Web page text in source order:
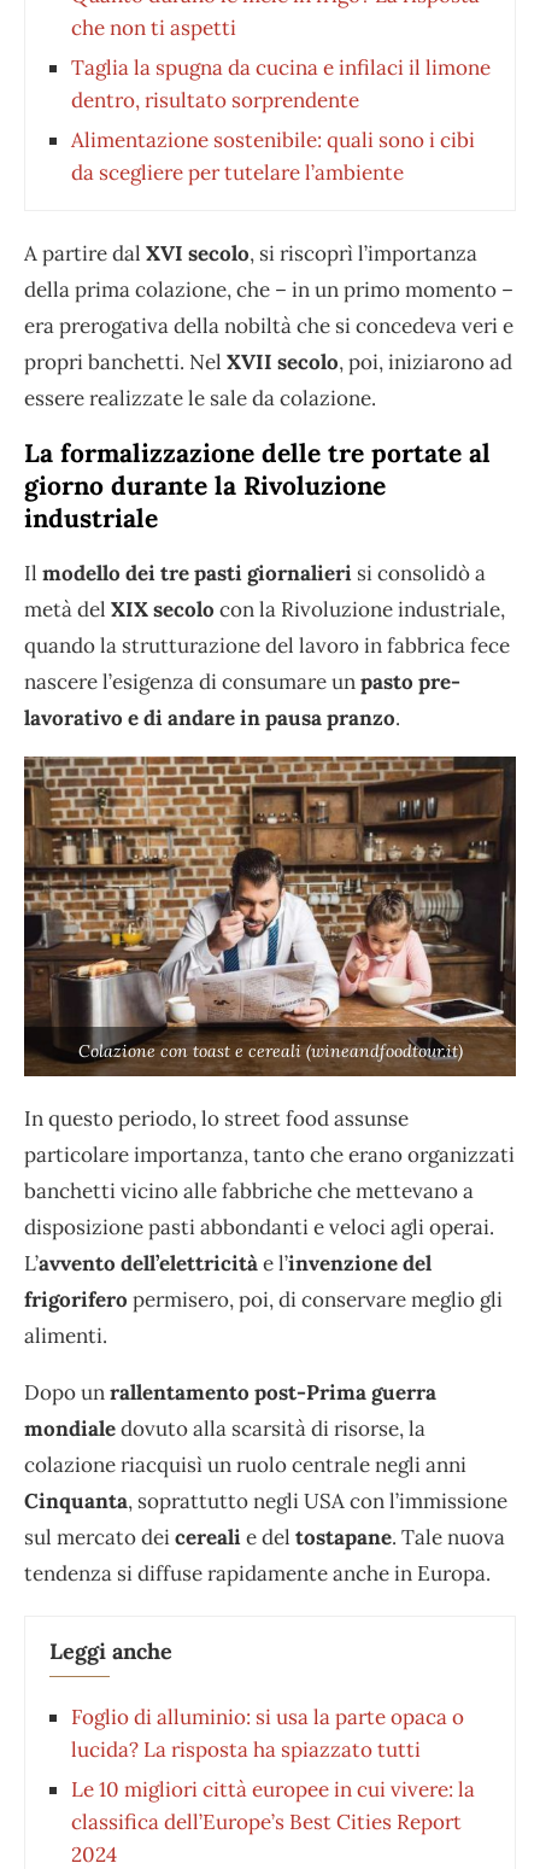
che non ti aspetti
Taglia la spugna da cucina e infilaci il limone
dentro, risultato sorprendente
Alimentazione sostenibile: quali sono i cibi
da scegliere per tutelare l’ambiente
A partire dal XVI secolo, si riscoprì l’importanza
della prima colazione, che – in un primo momento –
era prerogativa della nobiltà che si concedeva veri e
propri banchetti. Nel XVII secolo, poi, iniziarono ad
essere realizzate le sale da colazione.
La formalizzazione delle tre portate al
giorno durante la Rivoluzione
industriale
Il modello dei tre pasti giornalieri si consolidò a
metà del XIX secolo con la Rivoluzione industriale,
quando la strutturazione del lavoro in fabbrica fece
nascere l’esigenza di consumare unpasto pre-
lavorativo e di andare in pausa pranzo.
Colazione con toast e cereali (wineandfoodtour.it)
In questo periodo, lo street food assunse
particolare importanza, tanto che erano organizzati
banchetti vicino alle fabbriche che mettevano a
disposizione pasti abbondanti e veloci agli operai.
L’avvento dell’elettricitàe l’invenzione del
frigorifero permisero, poi, di conservare meglio gli
alimenti.
Dopo unrallentamento post-Prima guerra
mondialedovuto alla scarsità di risorse, la
colazione riacquisì un ruolo centrale negli anni
Cinquanta, soprattutto negli USA con l’immissione
sul mercato deicerealie del tostapane. Tale nuova
tendenza si diffuse rapidamente anche in Europa.
Leggi anche
Foglio di alluminio: si usa la parte opaca o
lucida? La risposta ha spiazzato tutti
Le 10 migliori città europee in cui vivere: la
classifica dell’Europe’s Best Cities Report
2024